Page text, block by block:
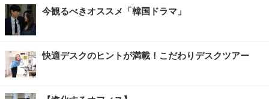
今観るべきオススメ「韓国ドラマ」
快適デスクのヒントが満載！こだわりデスクツアー